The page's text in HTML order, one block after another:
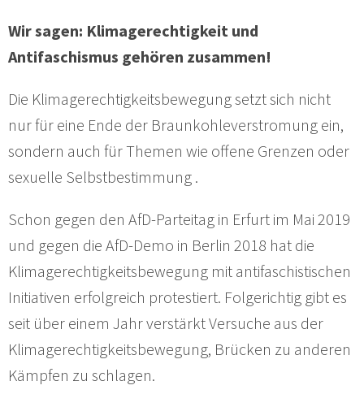
Wir sagen: Klimagerechtigkeit und
Antifaschismus gehören zusammen!
Die Klimagerechtigkeitsbewegung setzt sich nicht
nur für eine Ende der Braunkohleverstromung ein,
sondern auch für Themen wie offene Grenzen oder
sexuelle Selbstbestimmung .
Schon gegen den AfD-Parteitag in Erfurt im Mai 2019
und gegen die AfD-Demo in Berlin 2018 hat die
Klimagerechtigkeitsbewegung mit antifaschistischen
Initiativen erfolgreich protestiert. Folgerichtig gibt es
seit über einem Jahr verstärkt Versuche aus der
Klimagerechtigkeitsbewegung, Brücken zu anderen
Kämpfen zu schlagen.